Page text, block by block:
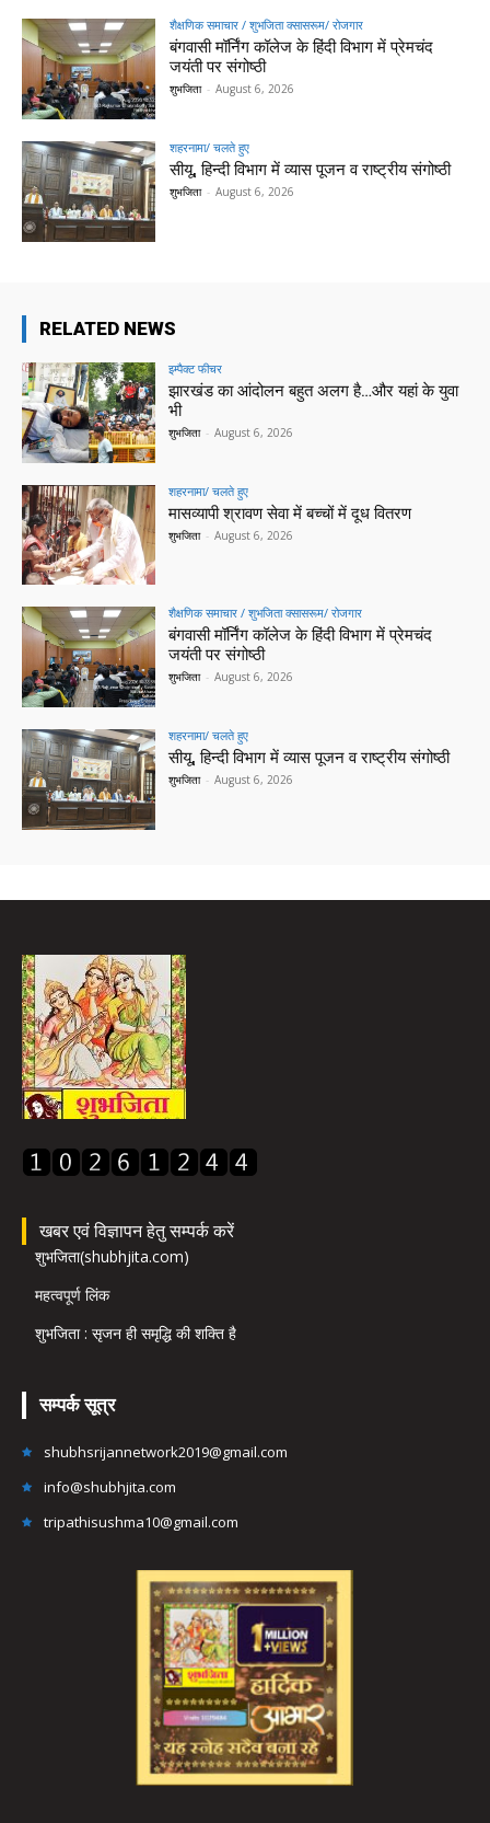
शैक्षणिक समाचार / शुभजिता क्सासरूम/ रोजगार
बंगवासी मॉर्निंग कॉलेज के हिंदी विभाग में प्रेमचंद
जयंती पर संगोष्ठी
शुभजिता - August 6, 2026
शहरनामा/ चलते हुए
सीयू, हिन्दी विभाग में व्यास पूजन व राष्ट्रीय संगोष्ठी
शुभजिता - August 6, 2026
RELATED NEWS
इम्पैक्ट फीचर
झारखंड का आंदोलन बहुत अलग है…और यहां के युवा
भी
शुभजिता - August 6, 2026
शहरनामा/ चलते हुए
मासव्यापी श्रावण सेवा में बच्चों में दूध वितरण
शुभजिता - August 6, 2026
शैक्षणिक समाचार / शुभजिता क्सासरूम/ रोजगार
बंगवासी मॉर्निंग कॉलेज के हिंदी विभाग में प्रेमचंद
जयंती पर संगोष्ठी
शुभजिता - August 6, 2026
शहरनामा/ चलते हुए
सीयू, हिन्दी विभाग में व्यास पूजन व राष्ट्रीय संगोष्ठी
शुभजिता - August 6, 2026
खबर एवं विज्ञापन हेतु सम्पर्क करें
शुभजिता(shubhjita.com)
महत्वपूर्ण लिंक
शुभजिता : सृजन ही समृद्धि की शक्ति है
सम्पर्क सूत्र
shubhsrijannetwork2019@gmail.com
info@shubhjita.com
tripathisushma10@gmail.com